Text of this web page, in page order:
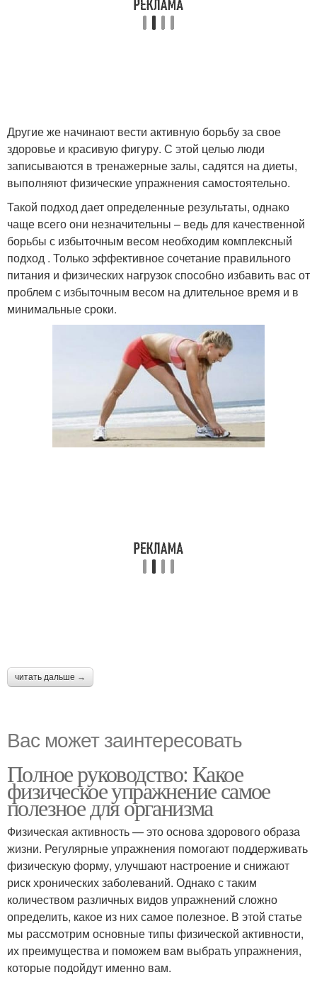
Другие же начинают вести активную борьбу за свое
здоровье и красивую фигуру. С этой целью люди
записываются в тренажерные залы, садятся на диеты,
выполняют физические упражнения самостоятельно.
Такой подход дает определенные результаты, однако
чаще всего они незначительны – ведь для качественной
борьбы с избыточным весом необходим комплексный
подход . Только эффективное сочетание правильного
питания и физических нагрузок способно избавить вас от
проблем с избыточным весом на длительное время и в
минимальные сроки.
читать дальше →
Вас может заинтересовать
Полное руководство: Какое
физическое упражнение самое
полезное для организма
Физическая активность — это основа здорового образа
жизни. Регулярные упражнения помогают поддерживать
физическую форму, улучшают настроение и снижают
риск хронических заболеваний. Однако с таким
количеством различных видов упражнений сложно
определить, какое из них самое полезное. В этой статье
мы рассмотрим основные типы физической активности,
их преимущества и поможем вам выбрать упражнения,
которые подойдут именно вам.